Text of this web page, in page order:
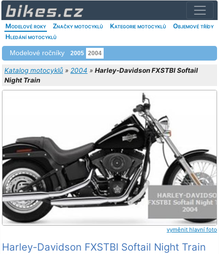
Modelové roky Značky motocyklů Kategorie motocyklů
Objemové třídy
Hledání motocyklů
Modelové ročníky 2005 2004
Katalog motocyklů » 2004 » Harley-Davidson FXSTBI Softail
Night Train
vyměnit hlavní foto
Harley-Davidson FXSTBI Softail Night Train